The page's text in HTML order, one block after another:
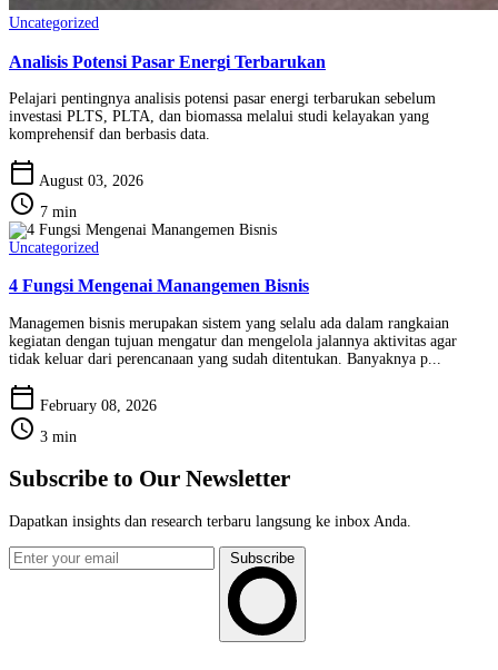
Uncategorized
Analisis Potensi Pasar Energi Terbarukan
Pelajari pentingnya analisis potensi pasar energi terbarukan sebelum
investasi PLTS, PLTA, dan biomassa melalui studi kelayakan yang
komprehensif dan berbasis data.
calendar_today August 03, 2026
schedule 7 min
Uncategorized
4 Fungsi Mengenai Manangemen Bisnis
Managemen bisnis merupakan sistem yang selalu ada dalam rangkaian
kegiatan dengan tujuan mengatur dan mengelola jalannya aktivitas agar
tidak keluar dari perencanaan yang sudah ditentukan. Banyaknya p...
calendar_today February 08, 2026
schedule 3 min
Subscribe to Our Newsletter
Dapatkan insights dan research terbaru langsung ke inbox Anda.
Subscribe